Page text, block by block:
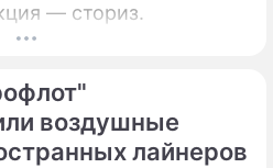
— сториз.
воздушные
лайнеров